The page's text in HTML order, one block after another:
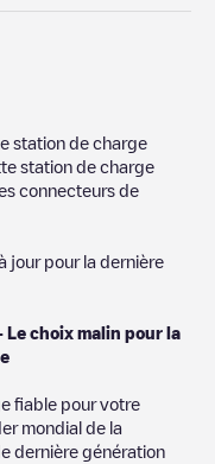
station de charge
station de charge
connecteurs de
jour pour la dernière
Le choix malin pour la
fiable pour votre
mondial de la
dernière génération